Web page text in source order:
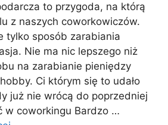
to przygoda, na którą
z naszych coworkowiczów.
tylko sposób zarabiania
Nie ma nic lepszego niż
na zarabianie pieniędzy
Ci którym się to udało
już nie wrócą do poprzedniej
w coworkingu Bardzo …